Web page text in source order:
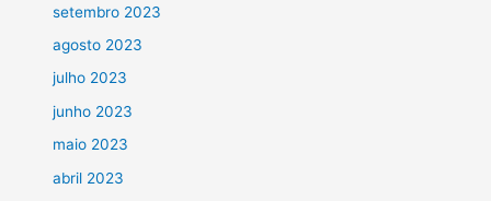
setembro 2023
agosto 2023
julho 2023
junho 2023
maio 2023
abril 2023